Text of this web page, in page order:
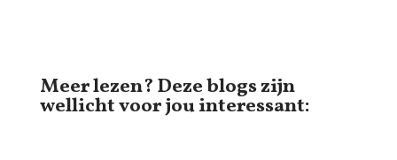
Meer lezen? Deze blogs zijn
wellicht voor jou interessant: